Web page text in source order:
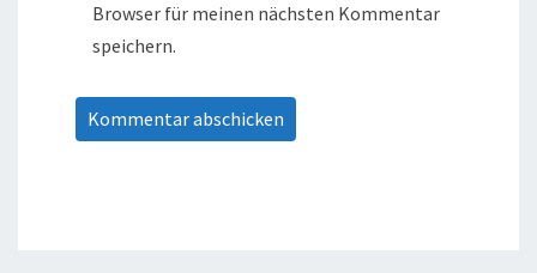
Browser für meinen nächsten Kommentar
speichern.